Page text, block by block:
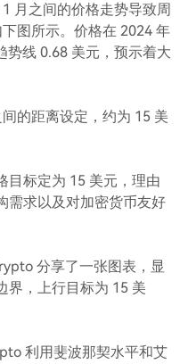
月之间的价格走势导致周
图所示。价格在 2024 年
势线 0.68 美元，预示着大
的距离设定，约为 15 美
目标定为 15 美元，理由
需求以及对加密货币友好
分享了一张图表，显
界，上行目标为 15 美
利用斐波那契水平和艾